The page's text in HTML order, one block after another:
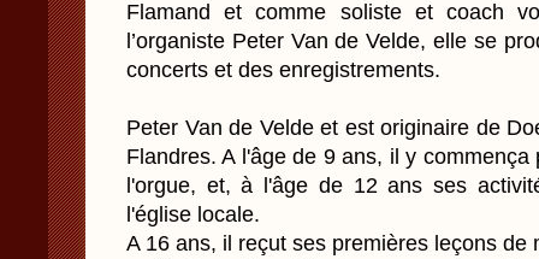
Flamand et comme soliste et coach
l’organiste Peter Van de Velde, elle se
concerts et des enregistrements.
Peter Van de Velde et est originaire de
Flandres. A l'âge de 9 ans, il y
l'orgue, et, à l'âge de 12 ans ses
l'église locale.
A 16 ans, il reçut ses premières leçons de